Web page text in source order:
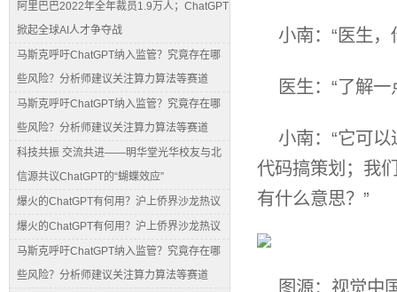
阿里巴巴2022年全年裁员1.9万人；ChatGPT
掀起全球AI人才争夺战
马斯克呼吁ChatGPT纳入监管？究竟存在哪
些风险？分析师建议关注算力算法等赛道
马斯克呼吁ChatGPT纳入监管？究竟存在哪
些风险？分析师建议关注算力算法等赛道
科技共振 交流共进——明华堂光华校友与北
信源共议ChatGPT的“蝴蝶效应”
爆火的ChatGPT有何用？沪上侨界沙龙热议
爆火的ChatGPT有何用？沪上侨界沙龙热议
马斯克呼吁ChatGPT纳入监管？究竟存在哪
些风险？分析师建议关注算力算法等赛道
小南：“医生
医生：“了解
小南：“它可
代码搞策划；我
有什么意思？”
图源：视觉中